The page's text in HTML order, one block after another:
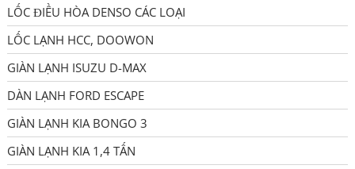
LỐC ĐIỀU HÒA DENSO CÁC LOẠI
LỐC LẠNH HCC, DOOWON
GIÀN LẠNH ISUZU D-MAX
DÀN LẠNH FORD ESCAPE
GIÀN LẠNH KIA BONGO 3
GIÀN LẠNH KIA 1,4 TẤN